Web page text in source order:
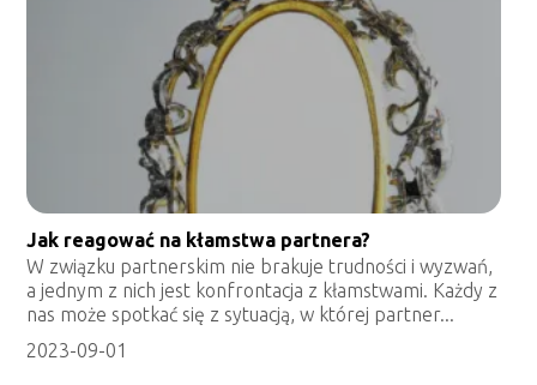
Jak reagować na kłamstwa partnera?
W związku partnerskim nie brakuje trudności i wyzwań,
a jednym z nich jest konfrontacja z kłamstwami. Każdy z
nas może spotkać się z sytuacją, w której partner...
2023-09-01